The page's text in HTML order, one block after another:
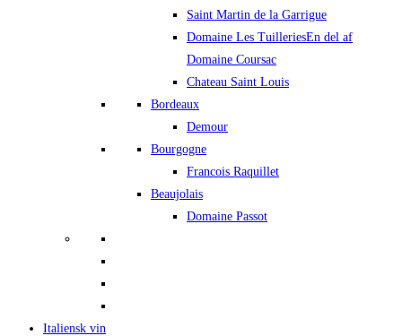
Saint Martin de la Garrigue
Domaine Les TuilleriesEn del af
Domaine Coursac
Chateau Saint Louis
Bordeaux
Demour
Bourgogne
Francois Raquillet
Beaujolais
Domaine Passot
Italiensk vin